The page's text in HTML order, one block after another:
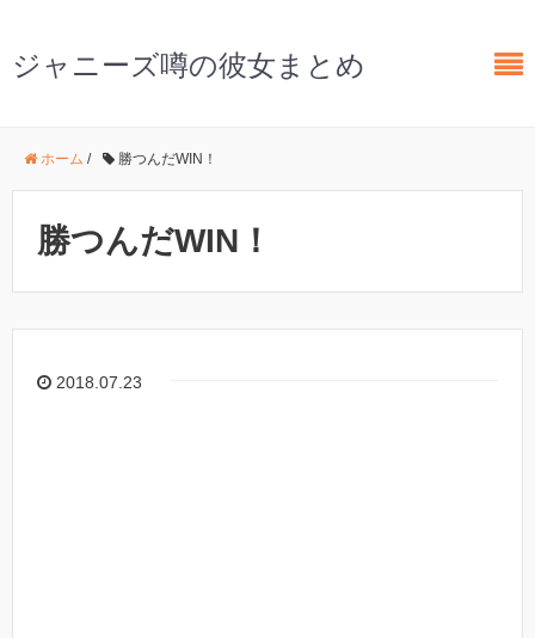
ジャニーズ噂の彼女まとめ
ホーム / 勝つんだWIN！
勝つんだWIN！
2018.07.23